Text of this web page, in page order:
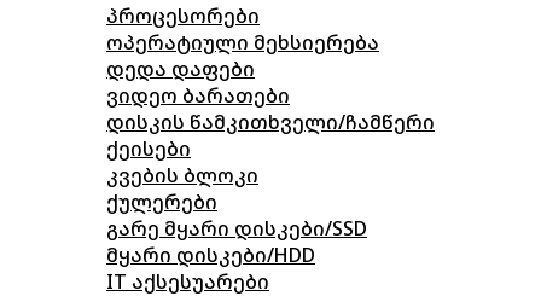
პროცესორები
ოპერატიული მეხსიერება
დედა დაფები
ვიდეო ბარათები
დისკის წამკითხველი/ჩამწერი
ქეისები
კვების ბლოკი
ქულერები
გარე მყარი დისკები/SSD
მყარი დისკები/HDD
IT აქსესუარები